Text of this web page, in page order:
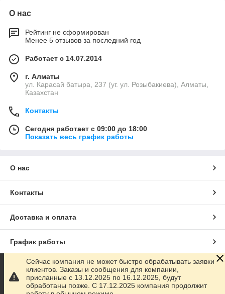
О нас
Рейтинг не сформирован
Менее 5 отзывов за последний год
Работает с 14.07.2014
г. Алматы
ул. Карасай батыра, 237 (уг. ул. Розыбакиева), Алматы,
Казахстан
Контакты
Сегодня работает с 09:00 до 18:00
Показать весь график работы
О нас
Контакты
Доставка и оплата
График работы
Полная версия сайта
Сайт создан на маркетплейсе
Сейчас компания не может быстро обрабатывать заявки
клиентов. Заказы и сообщения для компании,
присланные с 13.12.2025 по 16.12.2025, будут
обработаны позже. С 17.12.2025 компания продолжит